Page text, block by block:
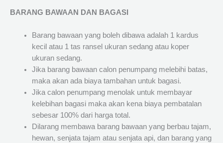
BARANG BAWAAN DAN BAGASI
Barang bawaan yang boleh dibawa adalah 1 kardus
kecil atau 1 tas ransel ukuran sedang atau koper
ukuran sedang.
Jika barang bawaan calon penumpang melebihi batas,
maka akan ada biaya tambahan untuk bagasi.
Jika calon penumpang menolak untuk membayar
kelebihan bagasi maka akan kena biaya pembatalan
sebesar 100% dari harga total.
Dilarang membawa barang bawaan yang berbau tajam,
hewan, senjata tajam atau senjata api, dan barang yang